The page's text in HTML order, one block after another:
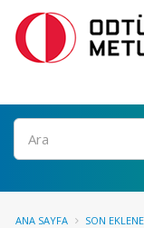
Ara
ANA SAYFA SON